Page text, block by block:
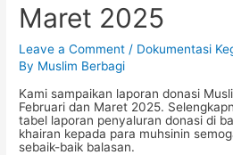
Maret 2025
Leave a Comment / Dokumentasi
By Muslim Berbagi
Kami sampaikan laporan donasi
Februari dan Maret 2025.
tabel laporan penyaluran donasi di
khairan kepada para muhsinin
sebaik-baik balasan.